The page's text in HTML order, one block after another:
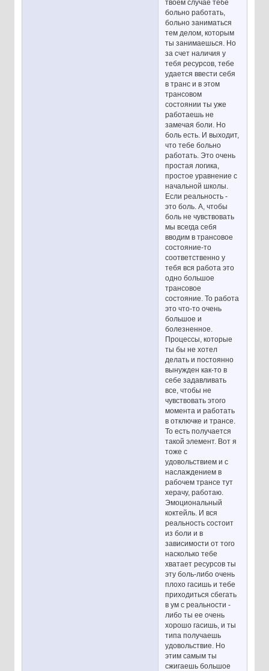
твоем случае тебе
больно работать,
больно заниматься
тем делом, которым
ты занимаешься. Но
за счет наличия у
тебя ресурсов, тебе
удается ввести себя
в транс и в этом
трансовом
состоянии ты уже
работаешь не
замечая боли. Но
боль есть. И выходит,
что тебе больно
работать. Это очень
простая логика,
простое уравнение с
начальной школы.
Если реальность -
это боль. А, чтобы
боль не чувствовать
мы всегда себя
вводим в трансовое
состояние-то
соответственно у
тебя вся работа это
одно большое
трансовое
состояние. То работа
это что-то очень
большое и
болезненное.
Процессы, которые
ты бы не хотел
делать и постоянно
вынужден как-то в
себе задавливать
все, чтобы не
чувствовать этого
момента и работать
в отключке и трансе.
То есть получается
такой элемент. Вот я
тоже с
удовольствием и с
наслаждением в
рабочем трансе тут
херачу, работаю.
Эмоциональный
коктейль. И вся
реальность состоит
из боли и в
зависимости от того
насколько тебе
хватает ресурсов ты
эту боль-либо очень
плохо гасишь и тебе
приходиться сбегать
в ум с реальности -
либо ты ее очень
хорошо гасишь, и ты
типа получаешь
удовольствие. Но
этим самым ты
сжигаешь большое